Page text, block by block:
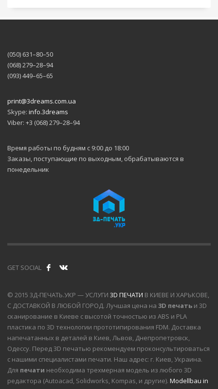
(050) 631–80–50
(068) 279–28–94
(093) 449–65–65
print@3dreams.com.ua
Skype: info.3dreams
Viber: +3 (068) 279–28–94
Время работы по будням с 9:00 до 18:00
Заказы, поступающие по выходным, обрабатываются в
понедельник
GET SOCIAL
© 2015 3Д-ПЕЧАТЬ.УКР — УСЛУГИ 3D ПЕЧАТИ В КИЕВЕ И ХАРЬКОВЕ,
С ДОСТАВКОЙ В ЛЮБОЙ ГОРОД. Лучшая цена на 3D печать и 3D
сканирование в Киеве с высотой точностью из ABS и PLA
пластика по 3D технологии прототипирования FDM. Доставка
напечатанных в деталей в Киев, Львов, Днепропетровск,
Одессу. Перед 3D печатью рекомендуем проконсультироваться
с нашими специалистами печати. Наш адрес: г. Киев, Украина.
Для печати необходима трехмерная модель из любого 3D
редактора (Autoacad, Solidworks, Kompas, и другие). Modellbau in